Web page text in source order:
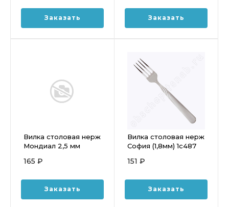
Заказать Заказать
Вилка столовая нерж
Мондиал 2,5 мм
165 ₽
Заказать
Вилка столовая нерж
София (1,8мм) 1с487
151 ₽
Заказать